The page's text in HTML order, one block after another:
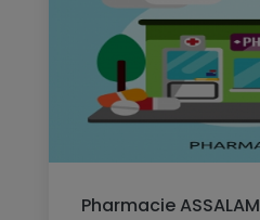
Pharmacie ASSALAM